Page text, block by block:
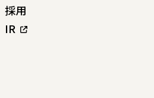
採用
IR